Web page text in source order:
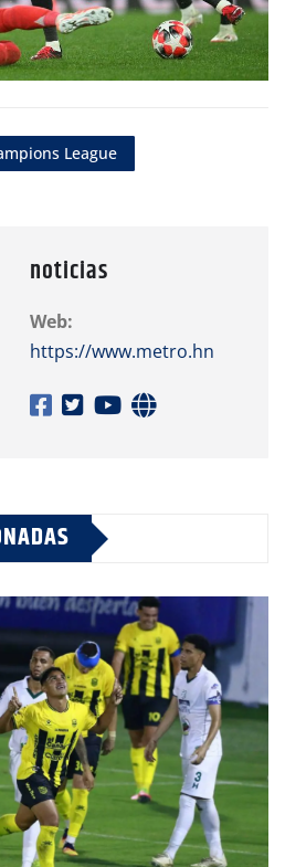
League
noticias
Web:
https://www.metro.hn